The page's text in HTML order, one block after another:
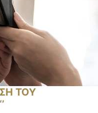
ΤΟΥ